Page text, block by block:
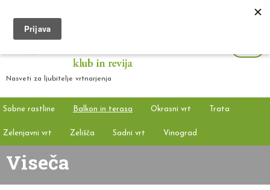
Nasveti za ljubitelje vrtnarjenja
Sobne rastline Balkon in terasa Okrasni vrt Trata
Zelenjavni vrt Zelišča Sadni vrt Vinograd
Viseča